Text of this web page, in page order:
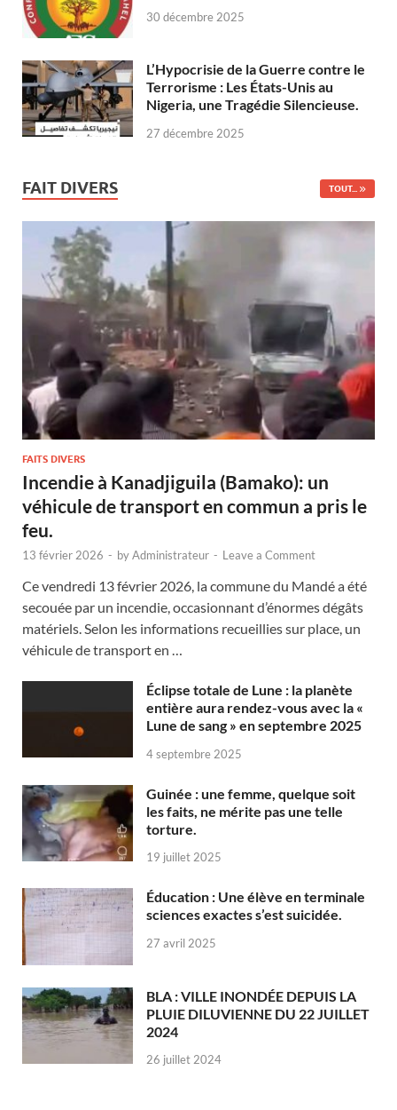
30 décembre 2025
L’Hypocrisie de la Guerre contre le
Terrorisme : Les États-Unis au
Nigeria, une Tragédie Silencieuse.
27 décembre 2025
FAIT DIVERS TOUT...
FAITS DIVERS
Incendie à Kanadjiguila (Bamako): un
véhicule de transport en commun a pris le
feu.
13 février 2026 - byAdministrateur - Leave a Comment
Ce vendredi 13 février 2026, la commune du Mandé a été
secouée par un incendie, occasionnant d’énormes dégâts
matériels. Selon les informations recueillies sur place, un
véhicule de transport en …
Éclipse totale de Lune : la planète
entière aura rendez-vous avec la «
Lune de sang » en septembre 2025
4 septembre 2025
Guinée : une femme, quelque soit
les faits, ne mérite pas une telle
torture.
19 juillet 2025
Éducation : Une élève en terminale
sciences exactes s’est suicidée.
27 avril 2025
BLA : VILLE INONDÉE DEPUIS LA
PLUIE DILUVIENNE DU 22 JUILLET
2024
26 juillet 2024